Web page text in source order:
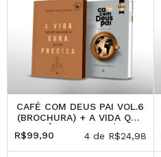
CAFÉ COM DEUS PAI VOL.6
(BROCHURA) + A VIDA QUE
CURA QUE VOCÊ PRECISA
R$99,90 4 de R$24,98